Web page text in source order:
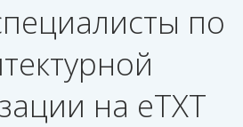
по
на eTXT